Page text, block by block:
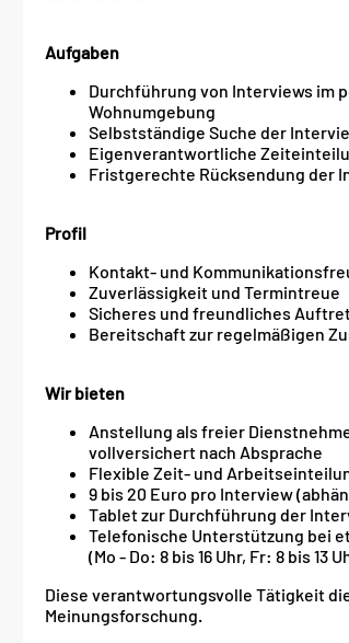
Aufgaben
Durchführung von Interviews im
Wohnumgebung
Selbstständige Suche der
Eigenverantwortliche
Fristgerechte Rücksendung der
Profil
Kontakt- und
Zuverlässigkeit und Termintreue
Sicheres und freundliches
Bereitschaft zur regelmäßigen
Wir bieten
Anstellung als freier
vollversichert nach Absprache
Flexible Zeit- und
9 bis 20 Euro pro Interview
Tablet zur Durchführung der
Telefonische Unterstützung bei
(Mo - Do: 8 bis 16 Uhr, Fr: 8 bis 13
Diese verantwortungsvolle Tätigkeit
Meinungsforschung.